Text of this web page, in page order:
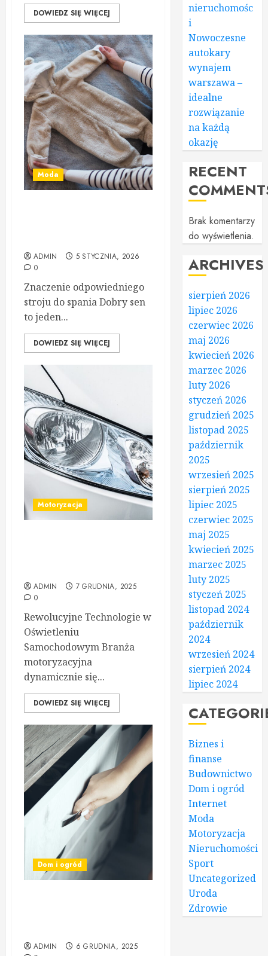
DOWIEDZ SIĘ WIĘCEJ
Moda
ADMIN
5 STYCZNIA, 2026
0
Znaczenie odpowiedniego
stroju do spania Dobry sen
to jeden...
DOWIEDZ SIĘ WIĘCEJ
Motoryzacja
ADMIN
7 GRUDNIA, 2025
0
Rewolucyjne Technologie w
Oświetleniu
Samochodowym Branża
motoryzacyjna
dynamicznie się...
DOWIEDZ SIĘ WIĘCEJ
Dom i ogród
ADMIN
6 GRUDNIA, 2025
nieruchomośc
i
Nowoczesne
autokary
wynajem
warszawa –
idealne
rozwiązanie
na każdą
okazję
RECENT
Brak komentarzy
do wyświetlenia.
ARCHIVES
sierpień 2026
lipiec 2026
czerwiec 2026
maj 2026
kwiecień 2026
marzec 2026
luty 2026
styczeń 2026
grudzień 2025
listopad 2025
październik
2025
wrzesień 2025
sierpień 2025
lipiec 2025
czerwiec 2025
maj 2025
kwiecień 2025
marzec 2025
luty 2025
styczeń 2025
listopad 2024
październik
2024
wrzesień 2024
sierpień 2024
lipiec 2024
Biznes i
finanse
Budownictwo
Dom i ogród
Internet
Moda
Motoryzacja
Nieruchomości
Sport
Uncategorized
Uroda
Zdrowie